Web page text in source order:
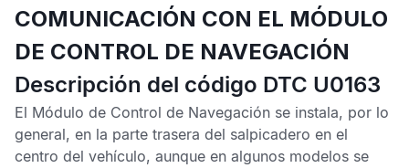
COMUNICACIÓN CON EL MÓDULO
DE CONTROL DE NAVEGACIÓN
Descripción del código DTC U0163
El Módulo de Control de Navegación se instala, por lo
general, en la parte trasera del salpicadero en el
centro del vehículo, aunque en algunos modelos se